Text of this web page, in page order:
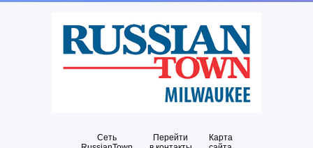
Сеть
Перейти
Карта